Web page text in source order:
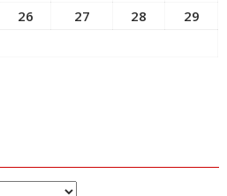
26 27 28
29